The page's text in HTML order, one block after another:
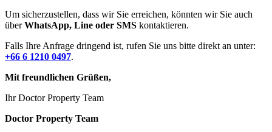
Um sicherzustellen, dass wir Sie erreichen, könnten wir Sie auch
überWhatsApp, Line oder SMS kontaktieren.
Falls Ihre Anfrage dringend ist, rufen Sie uns bitte direkt an unter:
+66 6 1210 0497.
Mit freundlichen Grüßen,
Ihr Doctor Property Team
Doctor Property Team